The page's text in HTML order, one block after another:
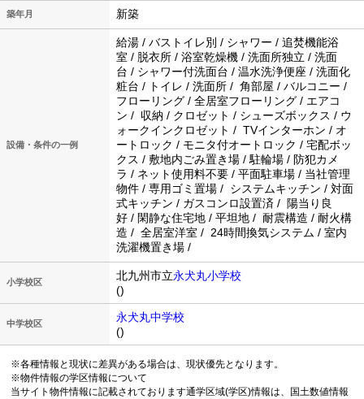
築年月 新築
設備・条件の一例
給湯 / バストイレ別 / シャワー / 追焚機能浴
室 / 脱衣所 / 浴室乾燥機 / 洗面所独立 / 洗面
台 / シャワー付洗面台 / 温水洗浄便座 / 洗面化
粧台 / トイレ / 洗面所 / 角部屋 / バルコニー /
フローリング / 全居室フローリング / エアコ
ン / 収納 / クロゼット / シューズボックス / ウ
ォークインクロゼット / TVインターホン / オ
ートロック / モニタ付オートロック / 宅配ボッ
クス / 敷地内ごみ置き場 / 駐輪場 / 防犯カメ
ラ / ネット使用料不要 / 平面駐車場 / 当社管理
物件 / 専用ゴミ置場 / システムキッチン / 対面
式キッチン / ガスコンロ設置済 / 陽当り良
好 / 閑静な住宅地 / 平坦地 / 耐震構造 / 耐火構
造 / 全居室洋室 / 24時間換気システム / 室内
洗濯機置き場 /
小学校区 北九州市立永犬丸小学校
()
中学校区
永犬丸中学校
()
※各種情報と現状に差異がある場合は、現状優先となります。
※物件情報の学区情報について
当サイト物件情報に記載されております通学区域(学区)情報は、国土数値情報